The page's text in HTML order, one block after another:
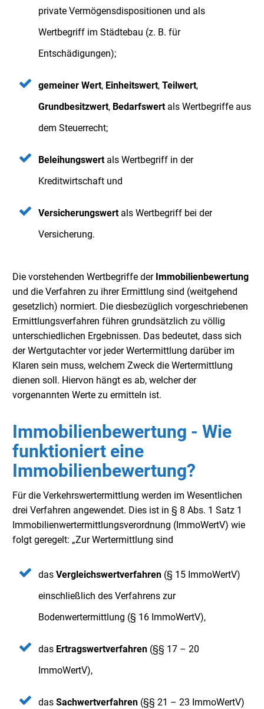
private Vermögensdispositionen und als
Wertbegriff im Städtebau (z. B. für
Entschädigungen);
gemeiner Wert, Einheitswert, Teilwert,
Grundbesitzwert, Bedarfswertals Wertbegriffe aus
dem Steuerrecht;
Beleihungswertals Wertbegriff in der
Kreditwirtschaft und
Versicherungswertals Wertbegriff bei der
Versicherung.
Die vorstehenden Wertbegriffe der Immobilienbewertung
und die Verfahren zu ihrer Ermittlung sind (weitgehend
gesetzlich) normiert. Die diesbezüglich vorgeschriebenen
Ermittlungsverfahren führen grundsätzlich zu völlig
unterschiedlichen Ergebnissen. Das bedeutet, dass sich
der Wertgutachter vor jeder Wertermittlung darüber im
Klaren sein muss, welchem Zweck die Wertermittlung
dienen soll. Hiervon hängt es ab, welcher der
vorgenannten Werte zu ermitteln ist.
Immobilienbewertung - Wie
funktioniert eine
Immobilienbewertung?
Für die Verkehrswertermittlung werden im Wesentlichen
drei Verfahren angewendet. Dies ist in § 8 Abs. 1 Satz 1
Immobilienwertermittlungsverordnung (ImmoWertV) wie
folgt geregelt: „Zur Wertermittlung sind
das Vergleichswertverfahren (§ 15 ImmoWertV)
einschließlich des Verfahrens zur
Bodenwertermittlung (§ 16 ImmoWertV),
das Ertragswertverfahren (§§ 17 – 20
ImmoWertV),
das Sachwertverfahren (§§ 21 – 23 ImmoWertV)